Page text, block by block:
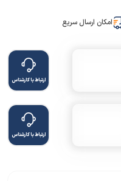
امکان ارسال سریع
ارتباط با کارشناس
ارتباط با کارشناس